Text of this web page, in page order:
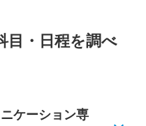
目・日程を調べ
ケーション専